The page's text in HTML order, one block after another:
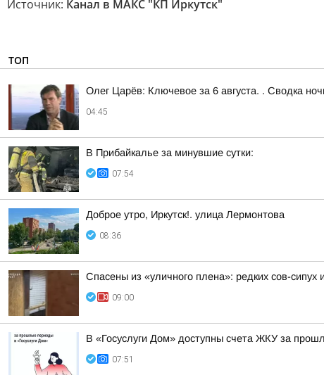
Источник: Канал в МАКС "КП Иркутск"
ТОП
Олег Царёв: Ключевое за 6 августа. . Сводка
04:45
В Прибайкалье за минувшие сутки:
07:54
Доброе утро, Иркутск!. улица Лермонтова
08:36
Спасены из «уличного плена»: редких сов-
09:00
В «Госуслуги Дом» доступны счета ЖКУ за
07:51